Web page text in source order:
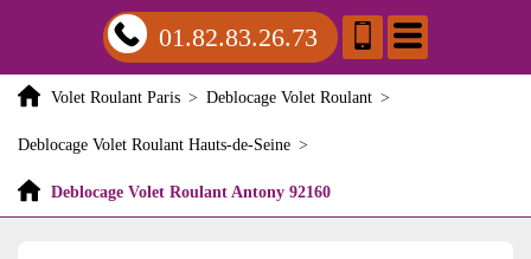
01.82.83.26.73
Volet Roulant Paris > Deblocage Volet Roulant >
Deblocage Volet Roulant Hauts-de-Seine >
Deblocage Volet Roulant Antony 92160